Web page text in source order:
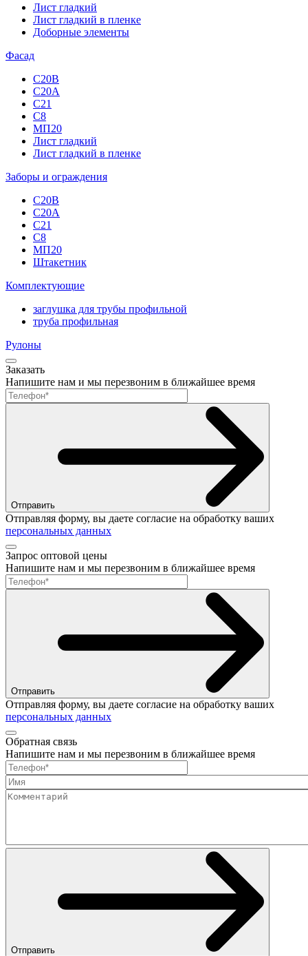
Лист гладкий
Лист гладкий в пленке
Доборные элементы
Фасад
C20B
C20А
C21
С8
МП20
Лист гладкий
Лист гладкий в пленке
Заборы и ограждения
C20B
C20А
C21
C8
МП20
Штакетник
Комплектующие
заглушка для трубы профильной
труба профильная
Рулоны
Заказать
Напишите нам и мы перезвоним в ближайшее время
Отправить
Отправляя форму, вы даете согласие на обработку ваших
персональных данных
Запрос оптовой цены
Напишите нам и мы перезвоним в ближайшее время
Отправить
Отправляя форму, вы даете согласие на обработку ваших
персональных данных
Обратная связь
Напишите нам и мы перезвоним в ближайшее время
Отправить